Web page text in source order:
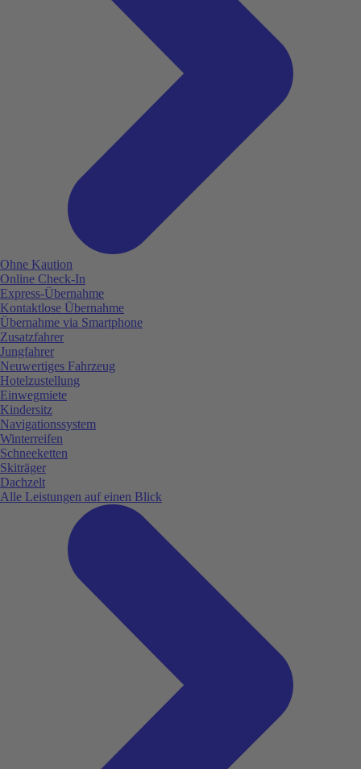
Ohne Kaution
Online Check-In
Express-Übernahme
Kontaktlose Übernahme
Übernahme via Smartphone
Zusatzfahrer
Jungfahrer
Neuwertiges Fahrzeug
Hotelzustellung
Einwegmiete
Kindersitz
Navigationssystem
Winterreifen
Schneeketten
Skiträger
Dachzelt
Alle Leistungen auf einen Blick